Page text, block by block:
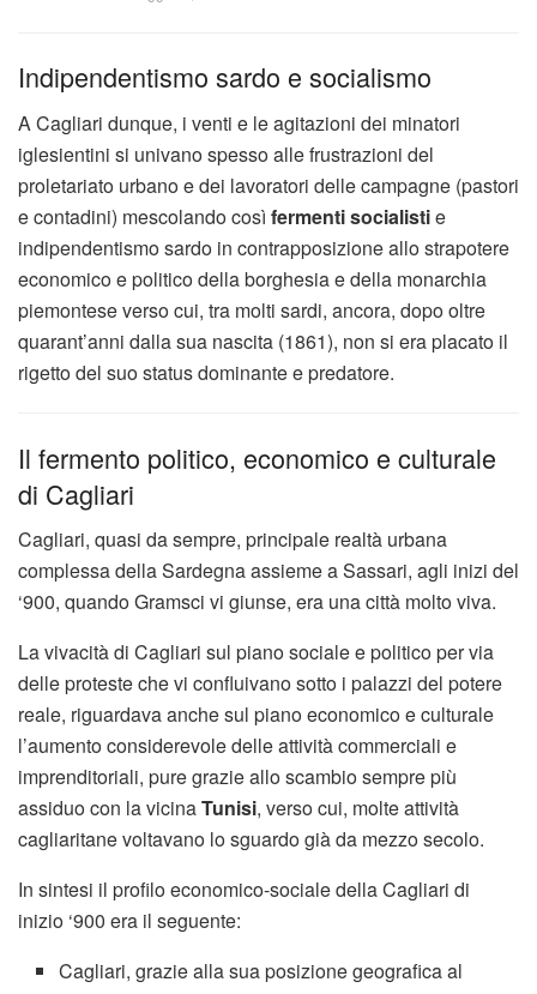
Indipendentismo sardo e socialismo
A Cagliari dunque, i venti e le agitazioni dei minatori
iglesientini si univano spesso alle frustrazioni del
proletariato urbano e dei lavoratori delle campagne (pastori
e contadini) mescolando così fermenti socialistie
indipendentismo sardo in contrapposizione allo strapotere
economico e politico della borghesia e della monarchia
piemontese verso cui, tra molti sardi, ancora, dopo oltre
quarant’anni dalla sua nascita (1861), non si era placato il
rigetto del suo status dominante e predatore.
Il fermento politico, economico e culturale
di Cagliari
Cagliari, quasi da sempre, principale realtà urbana
complessa della Sardegna assieme a Sassari, agli inizi del
‘900, quando Gramsci vi giunse, era una città molto viva.
La vivacità di Cagliari sul piano sociale e politico per via
delle proteste che vi confluivano sotto i palazzi del potere
reale, riguardava anche sul piano economico e culturale
l’aumento considerevole delle attività commerciali e
imprenditoriali, pure grazie allo scambio sempre più
assiduo con la vicinaTunisi, verso cui, molte attività
cagliaritane voltavano lo sguardo già da mezzo secolo.
In sintesi il profilo economico-sociale della Cagliari di
inizio ‘900 era il seguente:
Cagliari, grazie alla sua posizione geografica al